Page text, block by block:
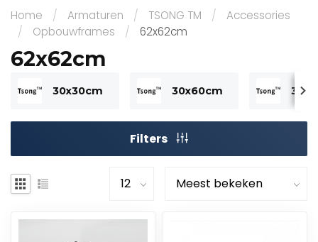
Home / Armaturen / TSONG TM /
Accessories
/
Opbouwframes / 62x62cm
62x62cm
30x30cm 30x60cm
Filters